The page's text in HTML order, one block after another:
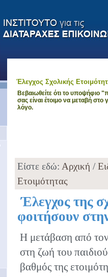
Έλεγχος Σχολικής
Βεβαιωθείτε ότι το υποψήφιο
σας είναι έτοιμο να μεταβή στο
λόγο.
Είστε εδώ: Αρχική /
Ετοιμότητας
Έλεγχος της
φοιτήσουν
Η μετάβαση από
στη ζωή του
βαθμός της